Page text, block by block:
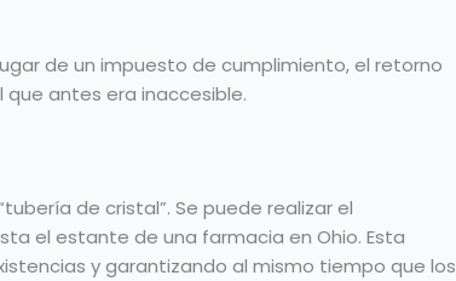
de un impuesto de cumplimiento, el retorno
que antes era inaccesible.
de cristal”. Se puede realizar el
el estante de una farmacia en Ohio. Esta
y garantizando al mismo tiempo que los